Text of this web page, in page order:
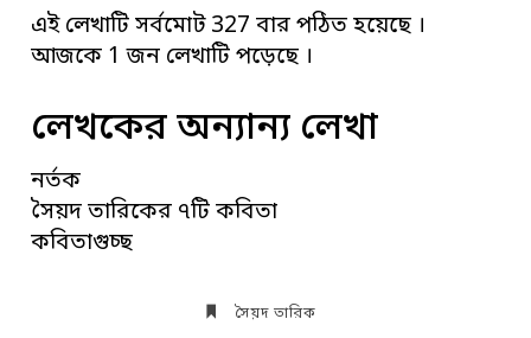
এই লেখাটি সর্বমোট 327 বার পঠিত হয়েছে ।
আজকে 1 জন লেখাটি পড়েছে ।
লেখকের অন্যান্য লেখা
নর্তক
সৈয়দ তারিকের ৭টি কবিতা
কবিতাগুচ্ছ
সৈয়দ তারিক